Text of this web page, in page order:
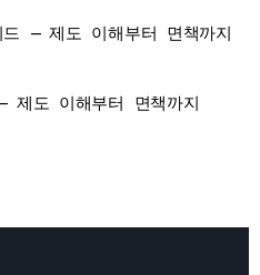
— 제도 이해부터 면책까지
제도 이해부터 면책까지